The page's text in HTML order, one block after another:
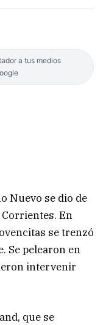
a tus medios
Nuevo se dio de
En
se trenzó
Se pelearon en
intervenir
que se